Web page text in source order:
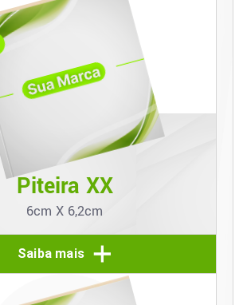
Piteira XX
6cm X 6,2cm
Saiba mais